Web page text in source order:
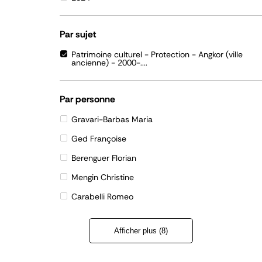
Par sujet
Patrimoine culturel - Protection - Angkor (ville
ancienne) - 2000-....
Par personne
Gravari-Barbas Maria
Ged Françoise
Berenguer Florian
Mengin Christine
Carabelli Romeo
Afficher plus (8)